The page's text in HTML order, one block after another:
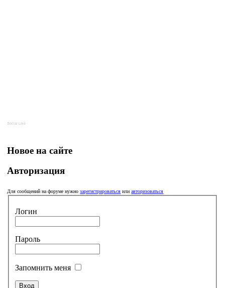
Social Like
Новое на сайте
Авторизация
Для сообщений на форуме нужнозарегистрироваться илиавторизоваться
Логин
Пароль
Запомнить меня